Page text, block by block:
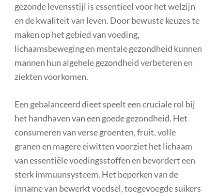
gezonde levensstijl is essentieel voor het welzijn
en de kwaliteit van leven. Door bewuste keuzes te
maken op het gebied van voeding,
lichaamsbeweging en mentale gezondheid kunnen
mannen hun algehele gezondheid verbeteren en
ziekten voorkomen.
Een gebalanceerd dieet speelt een cruciale rol bij
het handhaven van een goede gezondheid. Het
consumeren van verse groenten, fruit, volle
granen en magere eiwitten voorziet het lichaam
van essentiële voedingsstoffen en bevordert een
sterk immuunsysteem. Het beperken van de
inname van bewerkt voedsel, toegevoegde suikers